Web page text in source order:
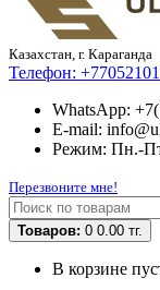
Казахстан, г. Караганда
Телефон:
WhatsApp:
E-mail:
Режим: Пн.-
Перезвоните мне!
Товаров: 0 0.00 тг.
В корзине